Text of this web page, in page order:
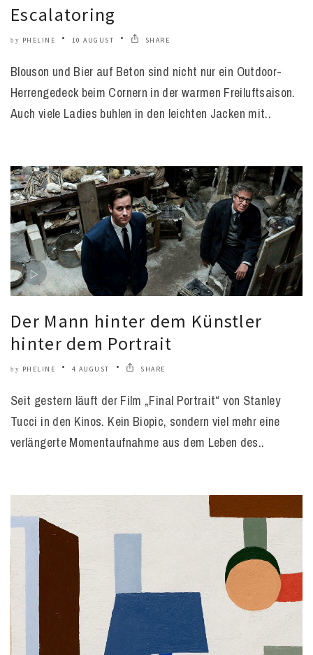
Escalatoring
by PHELINE 10 AUGUST SHARE
Blouson und Bier auf Beton sind nicht nur ein Outdoor-
Herrengedeck beim Cornern in der warmen Freiluftsaison.
Auch viele Ladies buhlen in den leichten Jacken mit..
Der Mann hinter dem Künstler
hinter dem Portrait
by PHELINE 4 AUGUST SHARE
Seit gestern läuft der Film „Final Portrait“ von Stanley
Tucci in den Kinos. Kein Biopic, sondern viel mehr eine
verlängerte Momentaufnahme aus dem Leben des..